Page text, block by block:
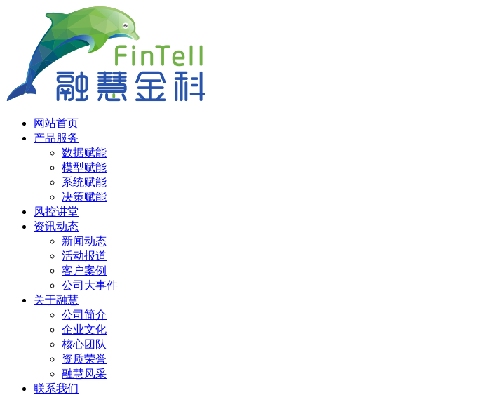
网站首页
产品服务
数据赋能
模型赋能
系统赋能
决策赋能
风控讲堂
资讯动态
新闻动态
活动报道
客户案例
公司大事件
关于融慧
公司简介
企业文化
核心团队
资质荣誉
融慧风采
联系我们